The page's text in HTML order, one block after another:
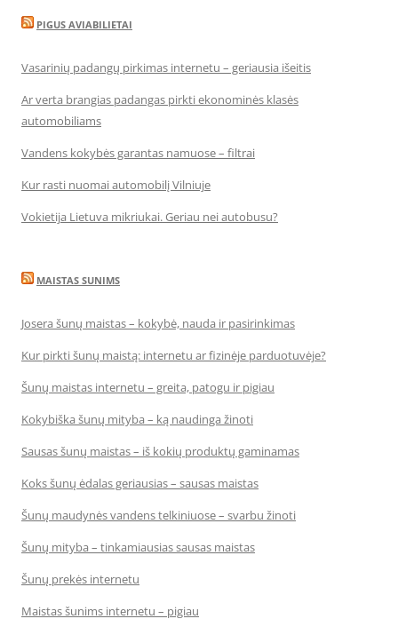
PIGUS AVIABILIETAI
Vasarinių padangų pirkimas internetu – geriausia išeitis
Ar verta brangias padangas pirkti ekonominės klasės
automobiliams
Vandens kokybės garantas namuose – filtrai
Kur rasti nuomai automobilį Vilniuje
Vokietija Lietuva mikriukai. Geriau nei autobusu?
MAISTAS SUNIMS
Josera šunų maistas – kokybė, nauda ir pasirinkimas
Kur pirkti šunų maistą: internetu ar fizinėje parduotuvėje?
Šunų maistas internetu – greita, patogu ir pigiau
Kokybiška šunų mityba – ką naudinga žinoti
Sausas šunų maistas – iš kokių produktų gaminamas
Koks šunų ėdalas geriausias – sausas maistas
Šunų maudynės vandens telkiniuose – svarbu žinoti
Šunų mityba – tinkamiausias sausas maistas
Šunų prekės internetu
Maistas šunims internetu – pigiau